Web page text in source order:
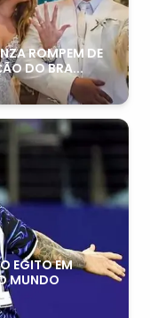
ROMPEM DE
DO BRA...
EGITO EM
MUNDO